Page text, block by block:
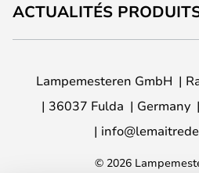
ACTUALITÉS
Lampemesteren GmbH
36037 Fulda
Germany
© 2026